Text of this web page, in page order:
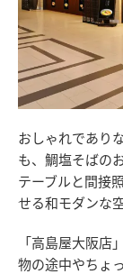
おしゃれであり
も、鯛塩そばの
テーブルと間接
せる和モダンな
「高島屋大阪店
物の途中やちょ